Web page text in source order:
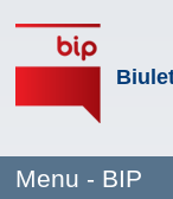
Menu - BIP